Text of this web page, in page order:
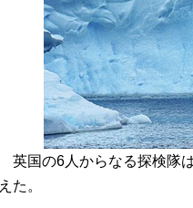
英国の6人からなる探検隊
えた。